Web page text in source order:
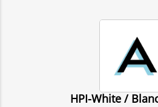
HPI-White /